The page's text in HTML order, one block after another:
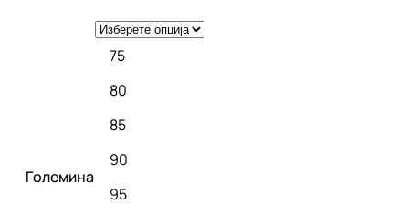
Големина
75
80
85
90
95